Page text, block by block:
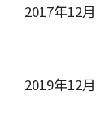
2017年12月
2019年12月